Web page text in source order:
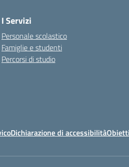
I Servizi
Personale scolastico
Famiglie e studenti
Percorsi di studio
Dichiarazione di accessibilità